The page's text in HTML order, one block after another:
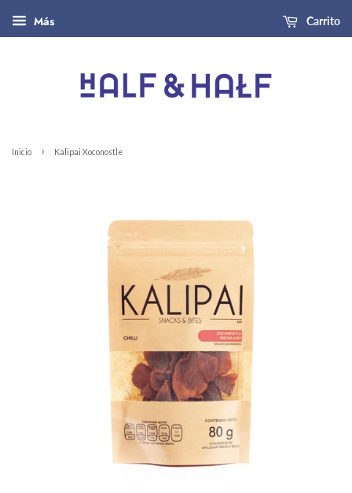
Más Carrito
Inicio › Kalipai Xoconostle